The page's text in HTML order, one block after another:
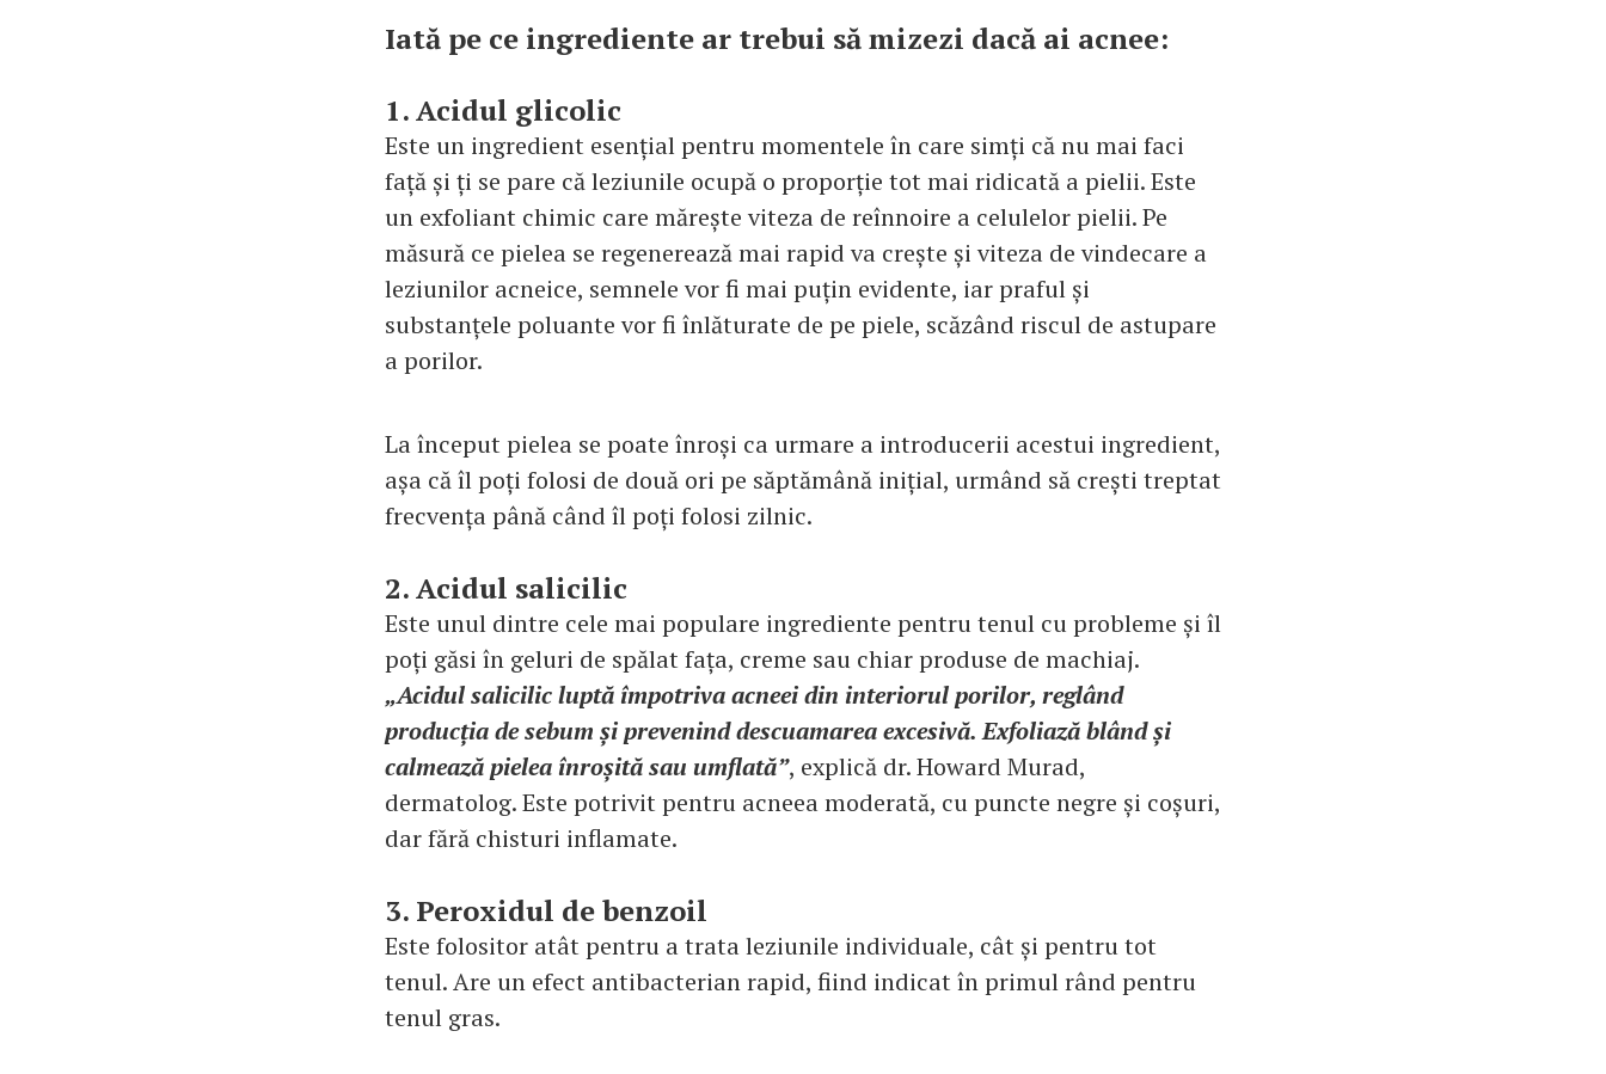
Iată pe ce ingrediente ar trebui să mizezi dacă ai acnee:
1. Acidul glicolic
Este un ingredient esențial pentru momentele în care simți că nu mai faci
față și ți se pare că leziunile ocupă o proporție tot mai ridicată a pielii. Este
un exfoliant chimic care mărește viteza de reînnoire a celulelor pielii. Pe
măsură ce pielea se regenerează mai rapid va crește și viteza de vindecare a
leziunilor acneice, semnele vor fi mai puțin evidente, iar praful și
substanțele poluante vor fi înlăturate de pe piele, scăzând riscul de astupare
a porilor.
La început pielea se poate înroși ca urmare a introducerii acestui ingredient,
așa că îl poți folosi de două ori pe săptămână inițial, urmând să crești treptat
frecvența până când îl poți folosi zilnic.
2. Acidul salicilic
Este unul dintre cele mai populare ingrediente pentru tenul cu probleme și îl
poți găsi în geluri de spălat fața, creme sau chiar produse de machiaj.
„Acidul salicilic luptă împotriva acneei din interiorul porilor, reglând
producția de sebum și prevenind descuamarea excesivă. Exfoliază blând și
calmează pielea înroșită sau umflată”, explică dr. Howard Murad,
dermatolog. Este potrivit pentru acneea moderată, cu puncte negre și coșuri,
dar fără chisturi inflamate.
3. Peroxidul de benzoil
Este folositor atât pentru a trata leziunile individuale, cât și pentru tot
tenul. Are un efect antibacterian rapid, fiind indicat în primul rând pentru
tenul gras.